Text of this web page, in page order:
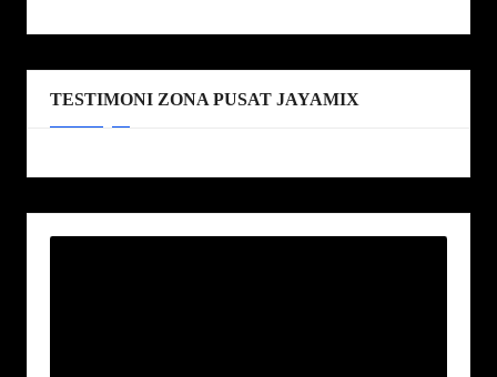
TESTIMONI ZONA PUSAT JAYAMIX